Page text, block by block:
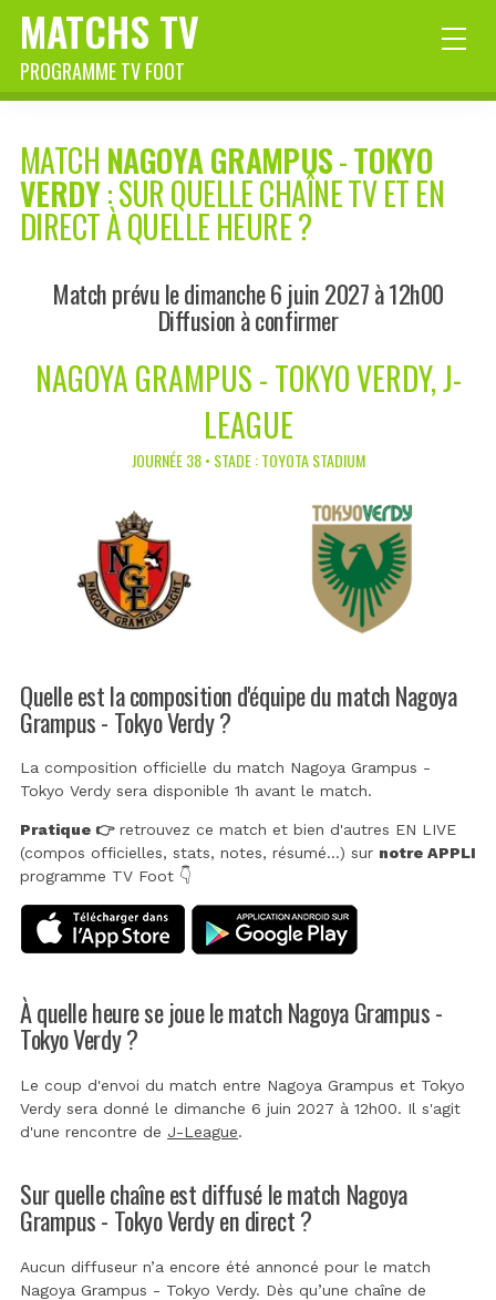
MATCHS TV
PROGRAMME TV FOOT
MATCH NAGOYA GRAMPUS-TOKYO
VERDY: SUR QUELLE CHAÎNE TV ET EN
DIRECT À QUELLE HEURE ?
Match prévu le dimanche 6 juin 2027 à 12h00
Diffusion à confirmer
NAGOYA GRAMPUS - TOKYO VERDY, J-
LEAGUE
JOURNÉE 38 • STADE : TOYOTA STADIUM
Quelle est la composition d'équipe du match Nagoya
Grampus - Tokyo Verdy ?
La composition officielle du match Nagoya Grampus -
Tokyo Verdy sera disponible 1h avant le match.
Pratique 👉retrouvez ce match et bien d'autres EN LIVE
(compos officielles, stats, notes, résumé...) sur notre APPLI
programme TV Foot 👇
À quelle heure se joue le match Nagoya Grampus -
Tokyo Verdy ?
Le coup d'envoi du match entre Nagoya Grampus et Tokyo
Verdy sera donné le dimanche 6 juin 2027 à 12h00. Il s'agit
d'une rencontre de J-League.
Sur quelle chaîne est diffusé le match Nagoya
Grampus - Tokyo Verdy en direct ?
Aucun diffuseur n’a encore été annoncé pour le match
Nagoya Grampus - Tokyo Verdy. Dès qu’une chaîne de